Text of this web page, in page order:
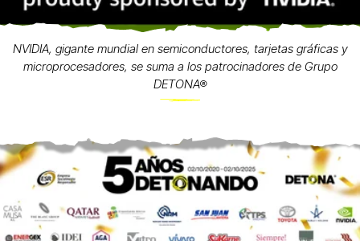
NVIDIA, gigante mundial en semiconductores, tarjetas gráficas y
microprocesadores, se suma a los patrocinadores de Grupo
DETONA®